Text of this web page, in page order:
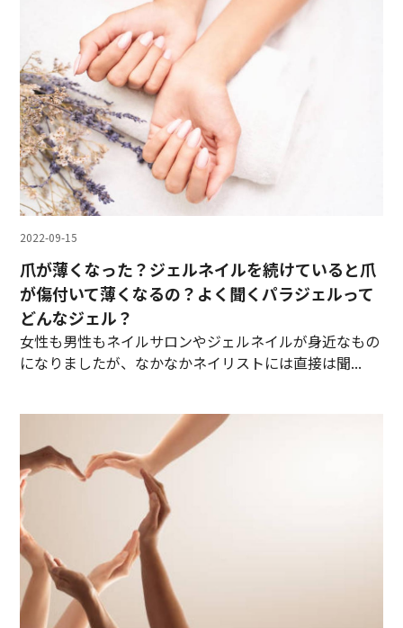
2022-09-15
爪が薄くなった？ジェルネイルを続けていると爪
が傷付いて薄くなるの？よく聞くパラジェルって
どんなジェル？
女性も男性もネイルサロンやジェルネイルが身近なもの
になりましたが、なかなかネイリストには直接は聞...